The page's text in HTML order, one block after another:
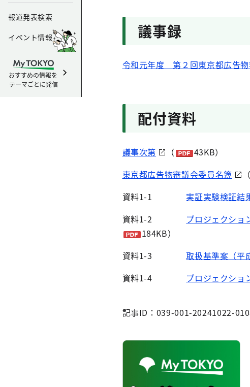
報道発表検索
イベント情報
おすすめの情報を
テーマごとに発信
議事録
令和元年度 第２回東京都広告
配付資料
議事次第 （
43KB）
東京都広告物審議会委員名簿
（
資料1-1 実証実験検証結
資料1-2 プロジェクショ
184KB）
資料1-3取扱基準案（平
資料1-4 プロジェクショ
記事ID：039-001-20241022-